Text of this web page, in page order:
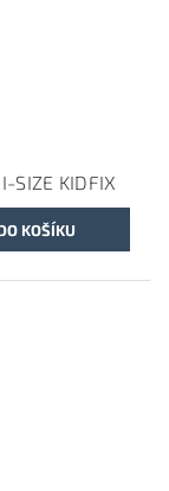
SIZE KIDFIX